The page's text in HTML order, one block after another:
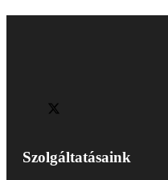
Szolgáltatásaink